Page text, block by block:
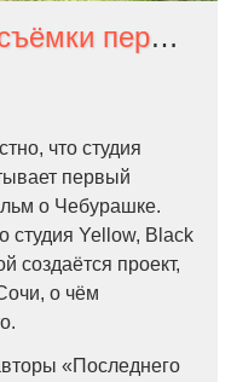
В Сочи стартовали съёмки первого игрового фильма про Чебурашку
что студия
первый
о Чебурашке.
студия Yellow, Black
создаётся проект,
о чём
«Последнего